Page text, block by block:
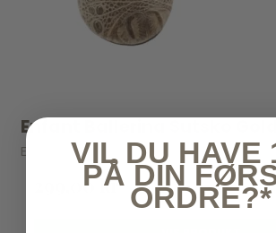
Enfant Ballerina Sutsko Gold
Enfant
299,00 kr
VIL DU HAVE
PÅ DIN
ORDRE?*